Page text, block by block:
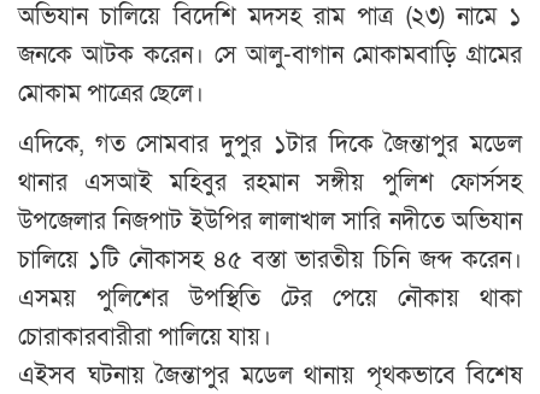
অভিযান চালিয়ে বিদেশি মদসহ রাম পাত্র (২৩) নামে ১
জনকে আটক করেন। সে আলু-বাগান মোকামবাড়ি গ্রামের
মোকাম পাত্রের ছেলে।
এদিকে, গত সোমবার দুপুর ১টার দিকে জৈন্তাপুর মডেল
থানার এসআই মহিবুর রহমান সঙ্গীয় পুলিশ ফোর্সসহ
উপজেলার নিজপাট ইউপির লালাখাল সারি নদীতে অভিযান
চালিয়ে ১টি নৌকাসহ ৪৫ বস্তা ভারতীয় চিনি জব্দ করেন।
এসময় পুলিশের উপস্থিতি টের পেয়ে নৌকায় থাকা
চোরাকারবারীরা পালিয়ে যায়।
এইসব ঘটনায় জৈন্তাপুর মডেল থানায় পৃথকভাবে বিশেষ